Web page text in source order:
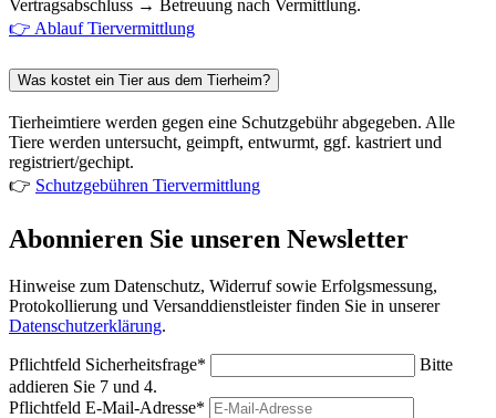
Vertragsabschluss → Betreuung nach Vermittlung.
👉 Ablauf Tiervermittlung
Was kostet ein Tier aus dem Tierheim?
Tierheimtiere werden gegen eine Schutzgebühr abgegeben. Alle
Tiere werden untersucht, geimpft, entwurmt, ggf. kastriert und
registriert/gechipt.
👉 Schutzgebühren Tiervermittlung
Abonnieren Sie unseren Newsletter
Hinweise zum Datenschutz, Widerruf sowie Erfolgsmessung,
Protokollierung und Versanddienstleister finden Sie in unserer
Datenschutzerklärung.
Pflichtfeld Sicherheitsfrage*
Bitte
addieren Sie 7 und 4.
Pflichtfeld E-Mail-Adresse*